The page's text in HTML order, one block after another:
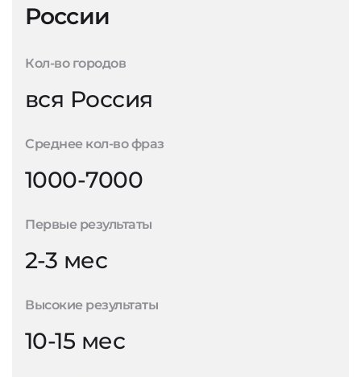
России
Кол-во городов
вся Россия
Среднее кол-во фраз
1000-7000
Первые результаты
2-3 мес
Высокие результаты
10-15 мес